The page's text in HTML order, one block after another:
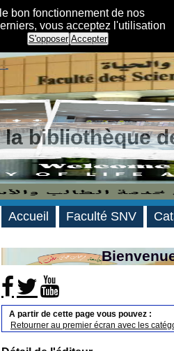
bon fonctionnement de nos
vous acceptez l'utilisation
S'opposer Accepter
bibliothèque
A partir de cette page vous pouvez :
Retourner au premier écran avec les
Accueil Faculté SNV